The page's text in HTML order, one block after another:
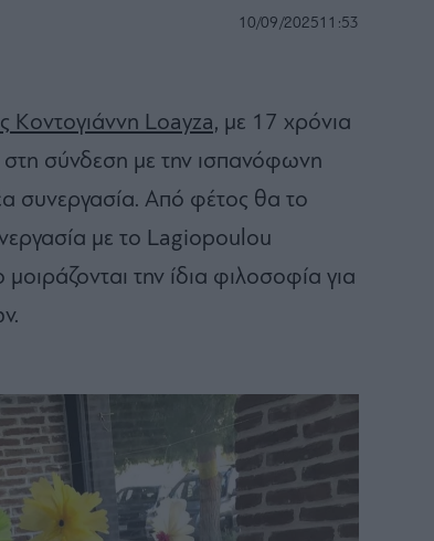
10/09/202511:53
Κοντογιάννη Loayza, με 17 χρόνια
στη σύνδεση με την ισπανόφωνη
συνεργασία. Από φέτος θα το
με το Lagiopoulou
την ίδια φιλοσοφία για